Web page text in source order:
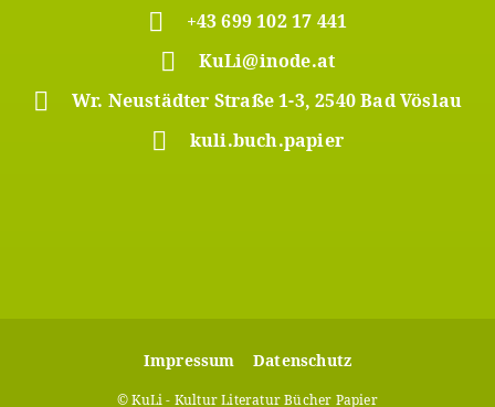
+43 699 102 17 441
KuLi@inode.at
Wr. Neustädter Straße 1-3, 2540 Bad Vöslau
kuli.buch.papier
Impressum Datenschutz
© KuLi - Kultur Literatur Bücher Papier